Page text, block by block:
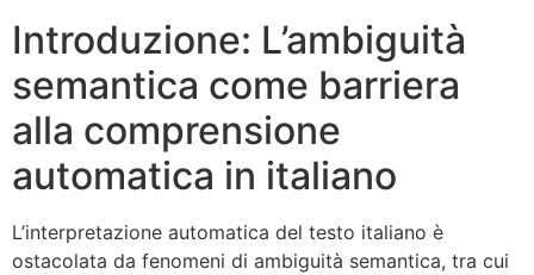
Introduzione: L’ambiguità
semantica come barriera
alla comprensione
automatica in italiano
L’interpretazione automatica del testo italiano è
ostacolata da fenomeni di ambiguità semantica, tra cui